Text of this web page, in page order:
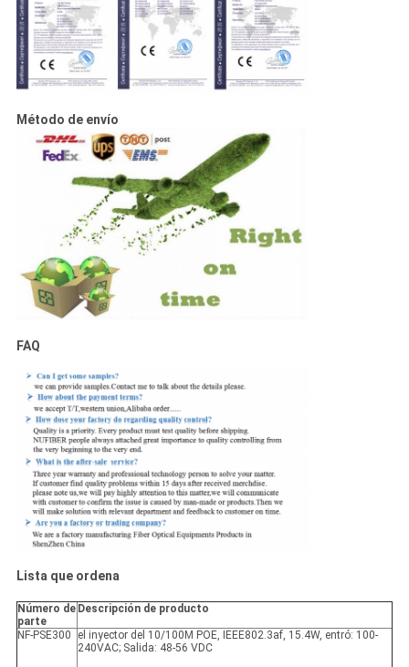
Método de envío
FAQ
Lista que ordena
Número de
parte
Descripción de producto
NF-PSE300
el inyector del 10/100M POE, IEEE802.3af, 15.4W, entró: 100-
240VAC; Salida: 48-56 VDC